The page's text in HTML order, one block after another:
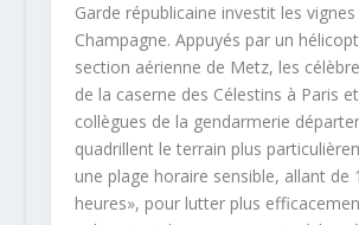
Garde républicaine investit les
Champagne. Appuyés par un
section aérienne de Metz, les
de la caserne des Célestins à Paris
collègues de la gendarmerie
quadrillent le terrain plus
une plage horaire sensible, allant de
heures», pour lutter plus